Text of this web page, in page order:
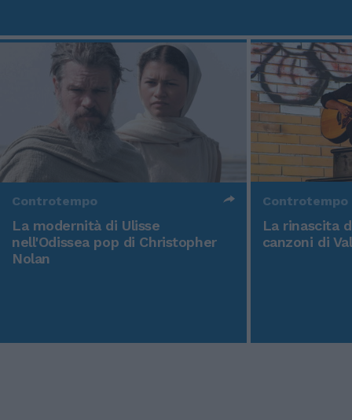
Controtempo
La modernità di Ulisse
nell'Odissea pop di Christopher
Nolan
Controtempo
La rinascita
canzoni di